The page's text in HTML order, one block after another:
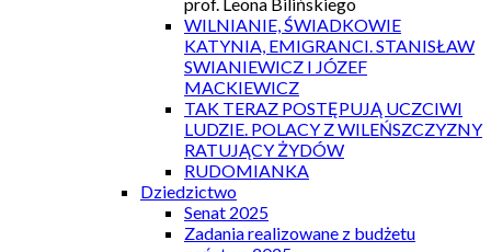
WILNIANIE, ŚWIADKOWIE
KATYNIA, EMIGRANCI. STANISŁAW
SWIANIEWICZ I JÓZEF
MACKIEWICZ
TAK TERAZ POSTĘPUJĄ UCZCIWI
LUDZIE. POLACY Z WILEŃSZCZYZNY
RATUJĄCY ŻYDÓW
RUDOMIANKA
Dziedzictwo
Senat 2025
Zadania realizowane z budżetu